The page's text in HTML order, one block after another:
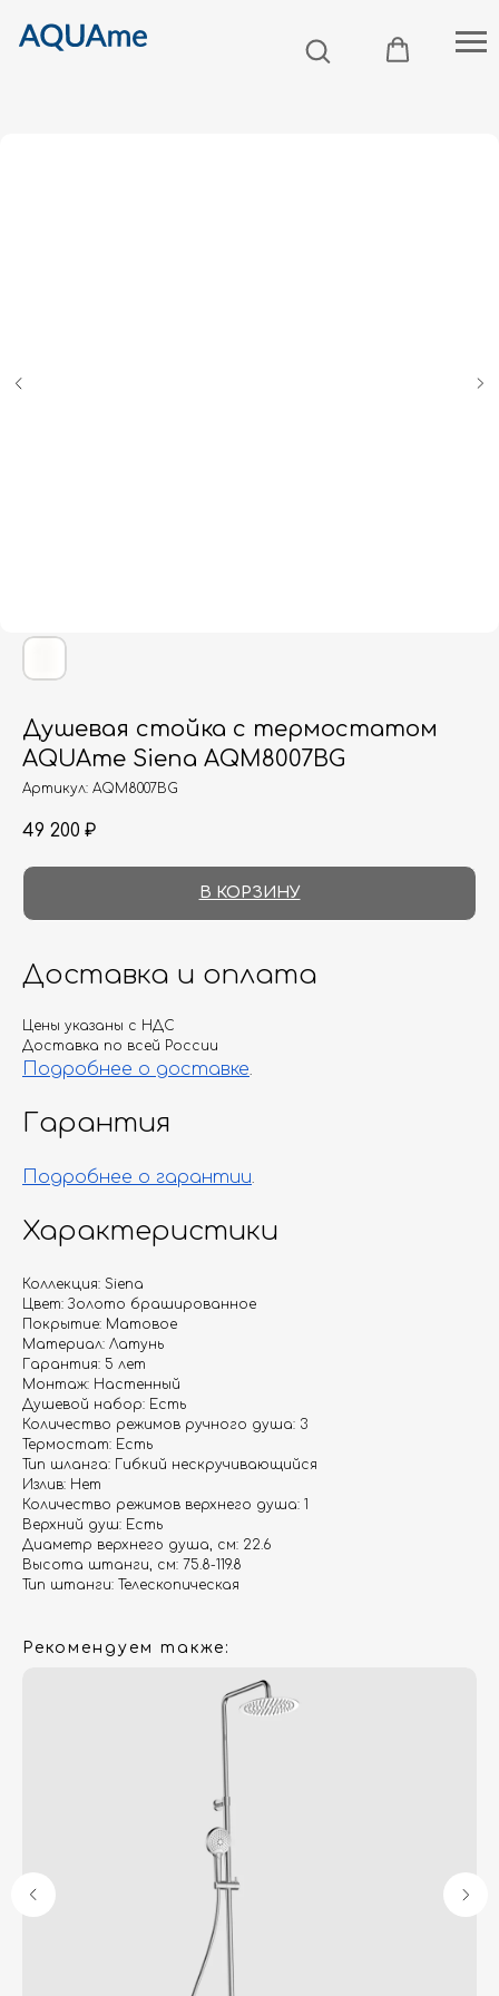
Душевая стойка с термостатом
AQUAme Siena AQM8007BG
Артикул: AQM8007BG
49 200 ₽
В КОРЗИНУ
Доставка и оплата
Цены указаны с НДС
Доставка по всей России
Подробнее о доставке.
Гарантия
Подробнее о гарантии.
Характеристики
Коллекция: Siena
Цвет: Золото брашированное
Покрытие: Матовое
Материал: Латунь
Гарантия: 5 лет
Монтаж: Настенный
Душевой набор: Есть
Количество режимов ручного душа: 3
Термостат: Есть
Тип шланга: Гибкий нескручивающийся
Излив: Нет
Количество режимов верхнего душа: 1
Верхний душ: Есть
Диаметр верхнего душа, см: 22.6
Высота штанги, см: 75.8-119.8
Тип штанги: Телескопическая
Рекомендуем также:
Дизайнерам
Доставка и оплата
Москва, Новопесчаная улица, 19к1
info@aquame-shop.ru